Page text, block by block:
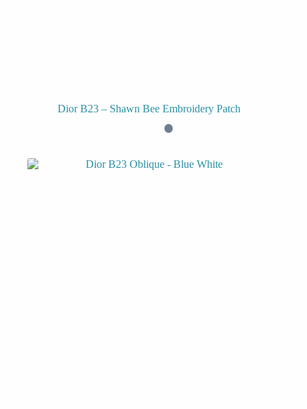
Dior B23 – Shawn Bee Embroidery Patch